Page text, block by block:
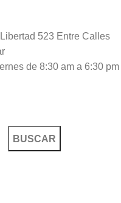
523 Entre Calles
de 8:30 am a 6:30 pm
BUSCAR